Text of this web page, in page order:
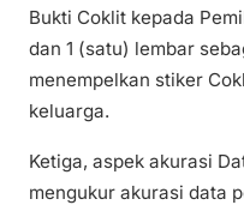
Bukti Coklit kepada
dan 1 (satu) lembar
menempelkan stiker
keluarga.
Ketiga, aspek akurasi
mengukur akurasi data